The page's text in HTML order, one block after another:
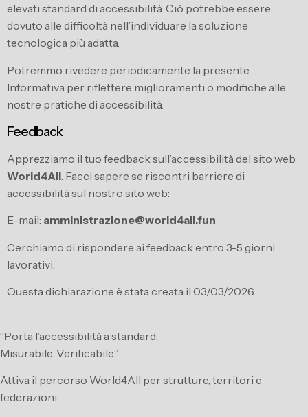
elevati standard di accessibilità. Ciò potrebbe essere
dovuto alle difficoltà nell’individuare la soluzione
tecnologica più adatta.
Potremmo rivedere periodicamente la presente
Informativa per riflettere miglioramenti o modifiche alle
nostre pratiche di accessibilità.
Feedback
Apprezziamo il tuo feedback sull’accessibilità del sito web
World4All . Facci sapere se riscontri barriere di
accessibilità sul nostro sito web:
E-mail: amministrazione@world4all.fun
Cerchiamo di rispondere ai feedback entro 3-5 giorni
lavorativi.
Questa dichiarazione è stata creata il 03/03/2026.
“Porta l’accessibilità a standard.
Misurabile. Verificabile.”
Attiva il percorso World4All per strutture, territori e
federazioni.